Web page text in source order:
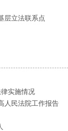
层立法联系点
实施情况
人民法院工作报告